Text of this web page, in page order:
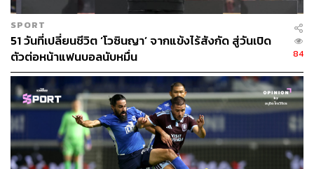
SPORT
51 วันที่เปลี่ยนชีวิต ‘โวซินญา’ จากแข้งไร้สังกัด สู่วันเปิด
ตัวต่อหน้าแฟนบอลนับหมื่น
84